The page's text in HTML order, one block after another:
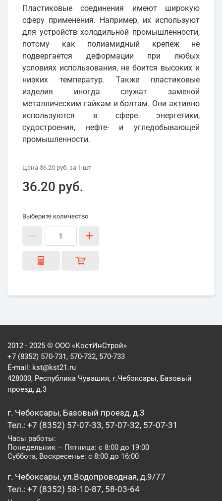
Пластиковые соединения имеют широкую
сферу применения. Например, их используют
для устройств холодильной промышленности,
потому как полиамидный крепеж не
подвергается деформации при любых
условиях использования, не боится высоких и
низких температур. Также пластиковые
изделия иногда служат заменой
металлическим гайкам и болтам. Они активно
используются в сфере энергетики,
судостроения, нефте- и угледобывающей
промышленности.
Цена 36.20 руб. за 1 шт
36.20 руб.
Выберите количество
2012 - 2025 © ООО «КостИнСтрой»
+7 (8352) 570-731, 570-732, 570-733
E-mail: kst@kst21.ru
428000, Республика Чувашия, г.Чебоксары, Базовый
проезд, д.3
г. Чебоксары, Базовый проезд, д.3
Тел.: +7 (8352) 57-07-33, 57-07-32, 57-07-31
Часы работы:
Понедельник – Пятница: с 8:00 до 19:00
Суббота, Воскресенье: с 8:00 до 16:00
г. Чебоксары, ул.Водопроводная, д.9/77
Тел.: +7 (8352) 58-10-87, 58-03-64